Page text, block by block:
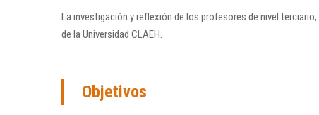
La investigación y reflexión de los profesores de nivel
de la Universidad CLAEH.
Objetivos